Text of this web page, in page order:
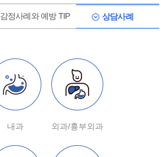
감정사례와 예방 TIP 상담사례
내과 외과/흉부외과